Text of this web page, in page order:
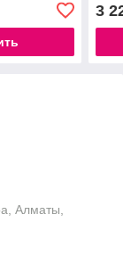
3
Алматы,